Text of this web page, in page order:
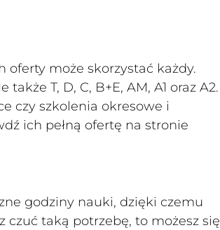
oferty może skorzystać każdy.
T, D, C, B+E, AM, A1 oraz A2.
czy szkolenia okresowe i
ich pełną ofertę na stronie
godziny nauki, dzięki czemu
czuć taką potrzebę, to możesz się